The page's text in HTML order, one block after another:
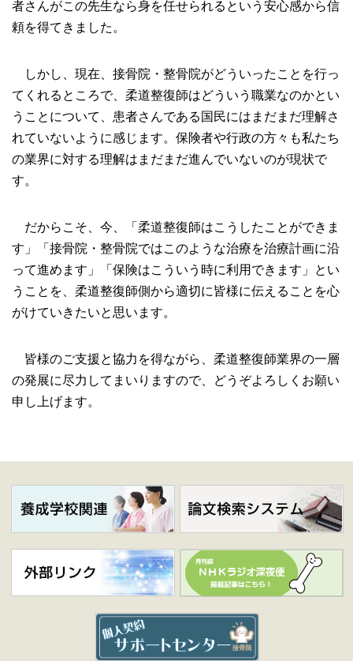
者さんがこの先生なら身を任せられるという安心感から信
頼を得てきました。
しかし、現在、接骨院・整骨院がどういったことを行っ
てくれるところで、柔道整復師はどういう職業なのかとい
うことについて、患者さんである国民にはまだまだ理解さ
れていないように感じます。保険者や行政の方々も私たち
の業界に対する理解はまだまだ進んでいないのが現状で
す。
だからこそ、今、「柔道整復師はこうしたことができま
す」「接骨院・整骨院ではこのような治療を治療計画に沿
って進めます」「保険はこういう時に利用できます」とい
うことを、柔道整復師側から適切に皆様に伝えることを心
がけていきたいと思います。
皆様のご支援と協力を得ながら、柔道整復師業界の一層
の発展に尽力してまいりますので、どうぞよろしくお願い
申し上げます。